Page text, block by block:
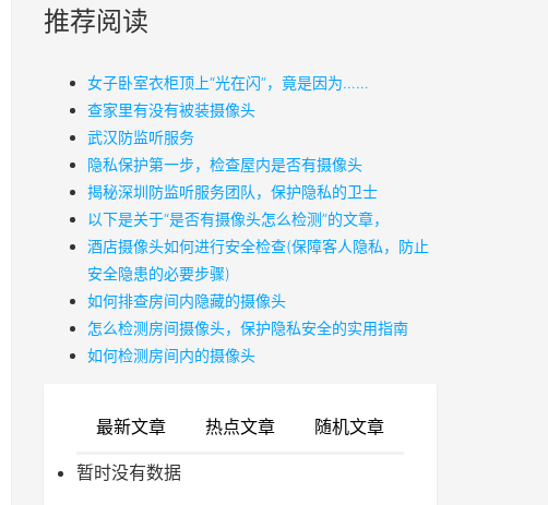
推荐阅读
女子卧室衣柜顶上“光在闪”，竟是因为……
查家里有没有被装摄像头
武汉防监听服务
隐私保护第一步，检查屋内是否有摄像头
揭秘深圳防监听服务团队，保护隐私的卫士
以下是关于“是否有摄像头怎么检测”的文章，
酒店摄像头如何进行安全检查(保障客人隐私，防止
安全隐患的必要步骤)
如何排查房间内隐藏的摄像头
怎么检测房间摄像头，保护隐私安全的实用指南
如何检测房间内的摄像头
最新文章 热点文章 随机文章
暂时没有数据